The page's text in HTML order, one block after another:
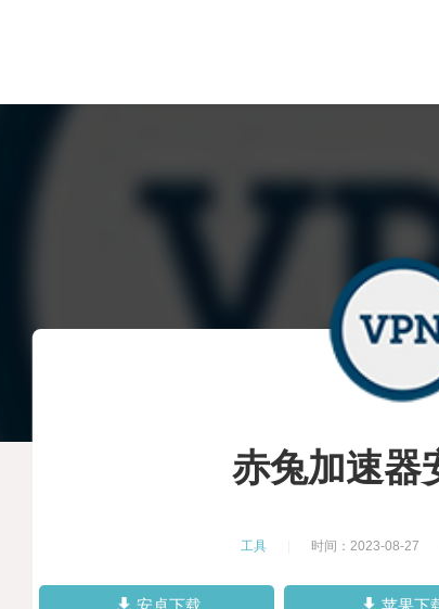
赤兔加速器
工具 时间：2023-08-27
安卓下载 苹果下